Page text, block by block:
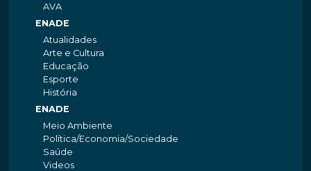
AVA
ENADE
Atualidades
Arte e Cultura
Educação
Esporte
História
ENADE
Meio Ambiente
Política/Economia/Sociedade
Saúde
Videos